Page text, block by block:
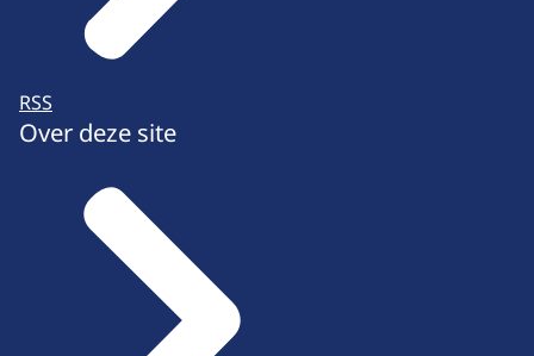
RSS
Over deze site